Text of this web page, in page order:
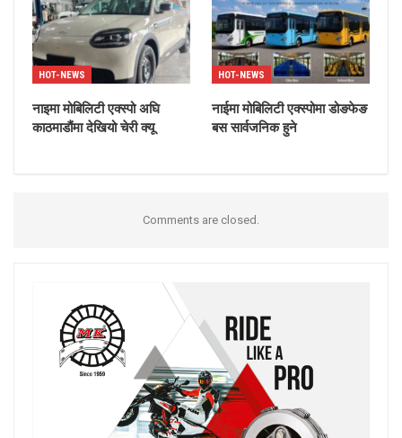
HOT-NEWS
नाइमा मोबिलिटी एक्स्पो अघि
काठमाडौंमा देखियो चेरी क्यू
HOT-NEWS
नाईमा मोबिलिटी एक्स्पोमा डोङफेङ
बस सार्वजनिक हुने
Comments are closed.